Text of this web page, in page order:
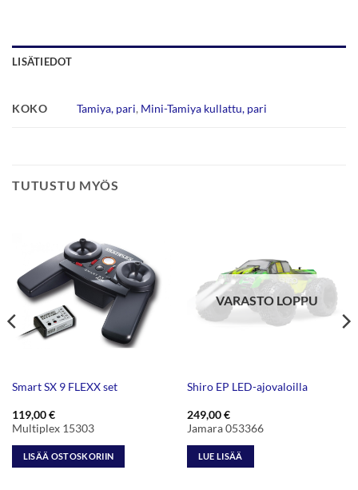
LISÄTIEDOT
KOKO Tamiya, pari, Mini-Tamiya kullattu, pari
TUTUSTU MYÖS
Smart SX 9 FLEXX set
119,00€
Multiplex 15303
LISÄÄ OSTOSKORIIN
VARASTO LOPPU
Shiro EP LED-ajovaloilla
249,00€
Jamara 053366
LUE LISÄÄ